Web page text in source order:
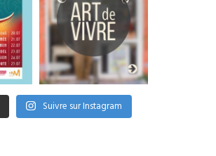
Suivre sur Instagram